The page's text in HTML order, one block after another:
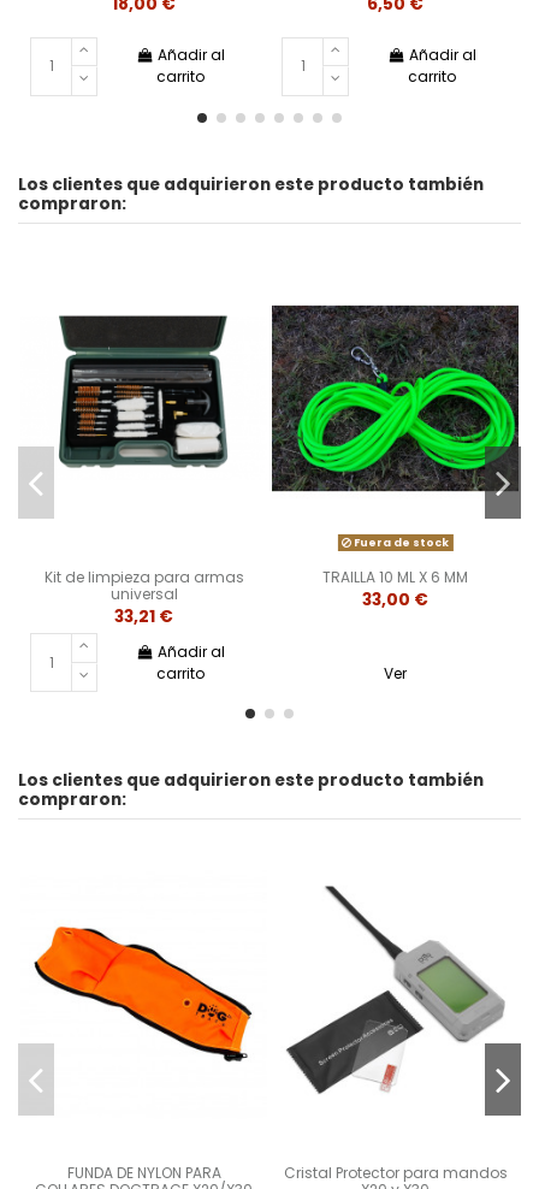
Añadir al
carrito
Añadir al
carrito
Los clientes que adquirieron este producto también
compraron:
Kit de limpieza para armas
universal
33,21 €
Añadir al
carrito
Fuera de stock
TRAILLA 10 ML X 6 MM
33,00 €
Ver
Los clientes que adquirieron este producto también
compraron:
FUNDA DE NYLON PARA
Cristal Protector para mandos